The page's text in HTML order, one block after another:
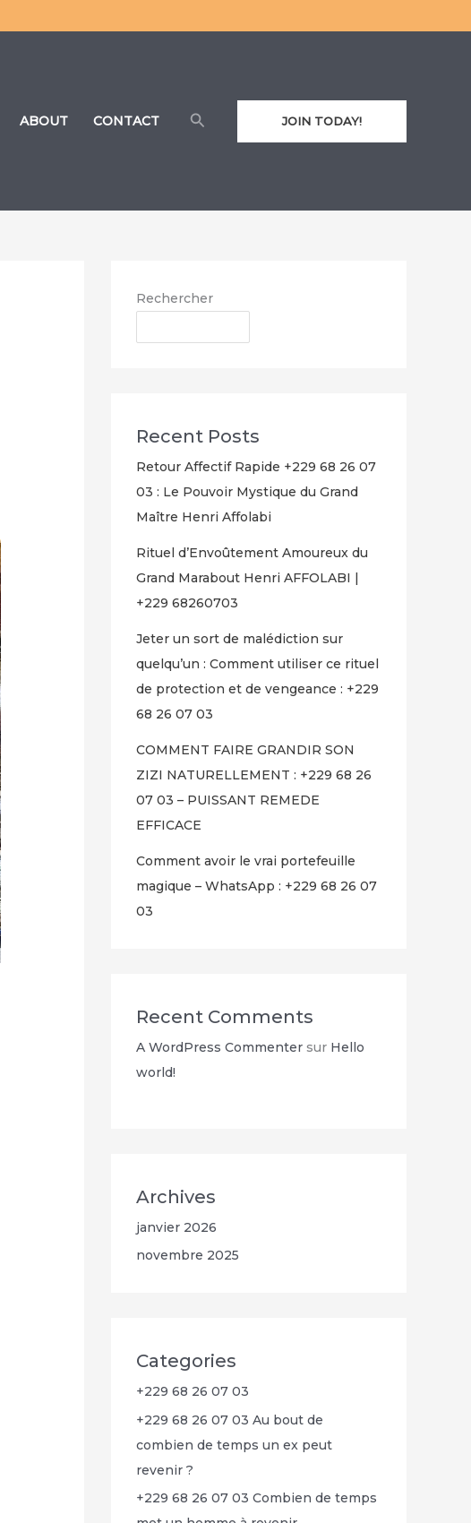
ABOUT CONTACT RechercherJOIN TODAY!
Rechercher
Recent Posts
Retour Affectif Rapide +229 68 26 07
03 : Le Pouvoir Mystique du Grand
Maître Henri Affolabi
Rituel d’Envoûtement Amoureux du
Grand Marabout Henri AFFOLABI |
+229 68260703
Jeter un sort de malédiction sur
quelqu’un : Comment utiliser ce rituel
de protection et de vengeance : +229
68 26 07 03
COMMENT FAIRE GRANDIR SON
ZIZI NATURELLEMENT : +229 68 26
07 03 – PUISSANT REMEDE
EFFICACE
Comment avoir le vrai portefeuille
magique – WhatsApp : +229 68 26 07
03
Recent Comments
A WordPress Commenter sur Hello
world!
Archives
janvier 2026
novembre 2025
Categories
+229 68 26 07 03
+229 68 26 07 03 Au bout de
combien de temps un ex peut
revenir ?
+229 68 26 07 03 Combien de temps